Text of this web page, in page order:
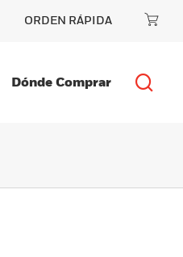
ORDEN RÁPIDA
Dónde Comprar